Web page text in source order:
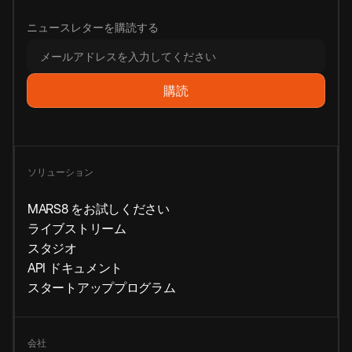
ニュースレターを購読する
ソリューション
MARS8 をお試しください
ライブストリーム
スタジオ
API ドキュメント
スタートアッププログラム
会社